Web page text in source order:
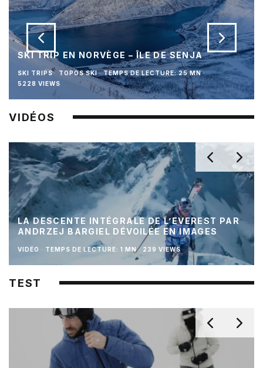
SKI TRIP EN NORVÈGE – ÎLE DE SENJA
SKI TRIPS TOPOS SKI · TEMPS DE LECTURE: 25 MN ·
5228 VIEWS
VIDÉOS
LA DESCENTE INTÉGRALE DE L’EVEREST PAR
ANDRZEJ BARGIEL DÉVOILÉE EN IMAGES
VIDÉO · TEMPS DE LECTURE: 1 MN · 239 VIEWS
TEST